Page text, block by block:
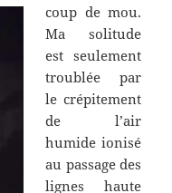
coup de mou.
Ma solitude
est seulement
troublée par
le crépitement
de l’air
humide ionisé
au passage des
lignes haute